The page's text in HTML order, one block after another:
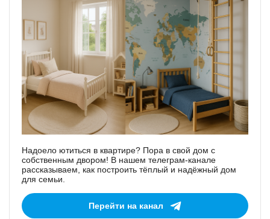
Надоело ютиться в квартире? Пора в свой дом с
собственным двором! В нашем телеграм-канале
рассказываем, как построить тёплый и надёжный дом
для семьи.
Перейти на канал